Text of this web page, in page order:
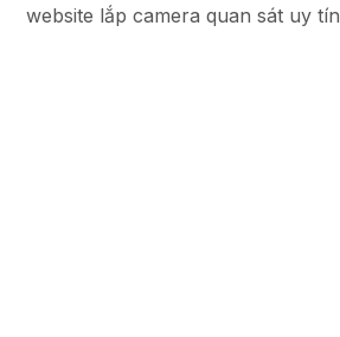
website lắp camera quan sát uy